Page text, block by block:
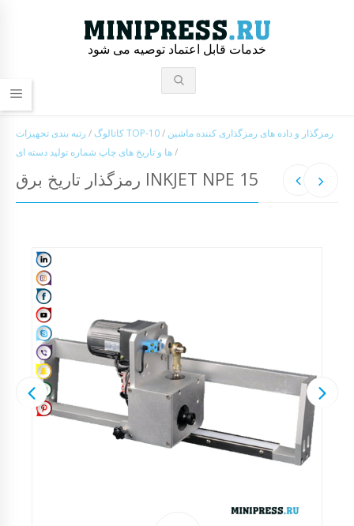
خدمات قابل اعتماد توصیه می شود
کاتالوگ / رتبه بندی تجهیزات TOP-10/ رمزگذار و داده های رمزگذاری کننده ماشین
ها و تاریخ های چاپ شماره تولید دسته ای/
رمزگذار تاریخ برق INKJET NPE 15